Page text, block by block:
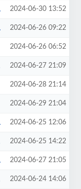
2024-06-30 13:52
2024-06-26 09:22
2024-06-26 06:52
2024-06-27 21:09
2024-06-28 21:14
2024-06-29 21:04
2024-06-25 12:06
2024-06-25 14:22
2024-06-27 21:05
2024-06-24 14:06